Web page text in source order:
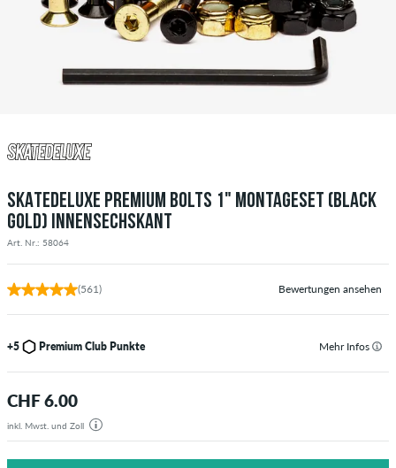
SKATEDELUXE PREMIUM BOLTS 1" MONTAGESET (BLACK
GOLD) INNENSECHSKANT
Art. Nr.: 58064
(561) Bewertungen ansehen
+5 Premium Club Punkte Mehr Infos
CHF 6.00
inkl. Mwst. und Zoll